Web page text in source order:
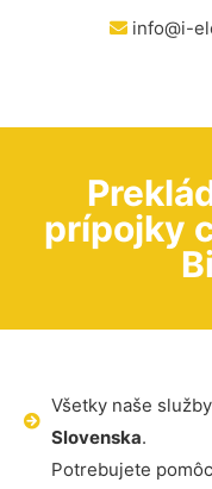
info@i-
prípojky
Všetky naše
Slovenska.
Potrebujete